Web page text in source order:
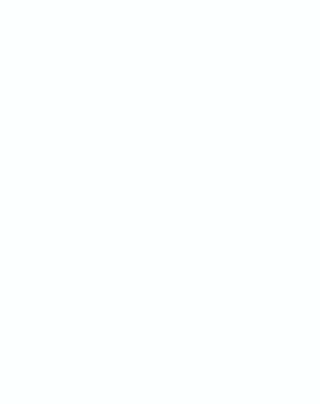
000000000000